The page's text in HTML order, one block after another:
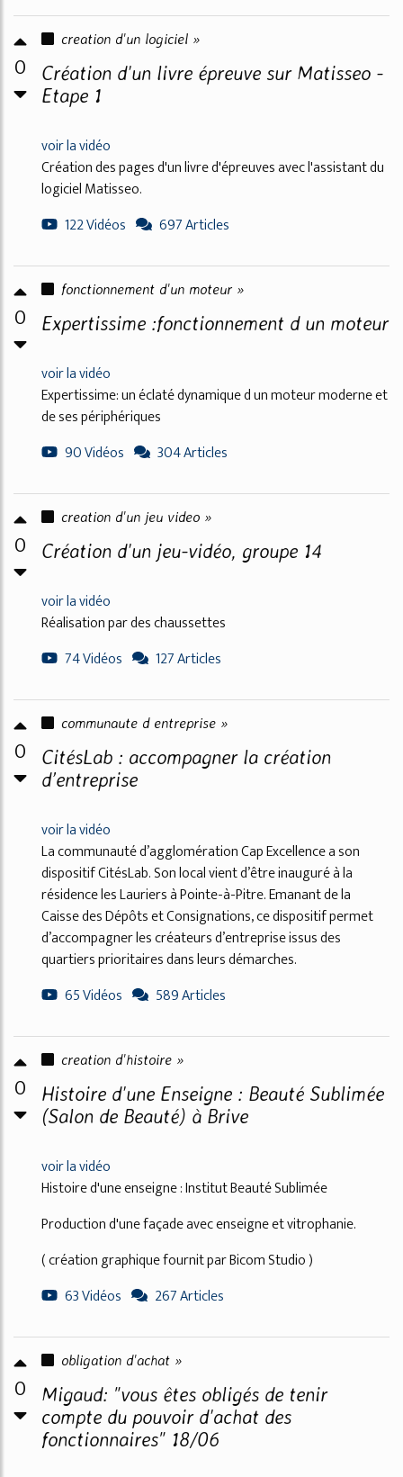
0
creation d'un logiciel »
Création d'un livre épreuve sur Matisseo -
Etape 1
voir la vidéo
Création des pages d'un livre d'épreuves avec l'assistant du
logiciel Matisseo.
122 Vidéos
697 Articles
0
fonctionnement d'un moteur »
Expertissime :fonctionnement d un moteur
voir la vidéo
Expertissime: un éclaté dynamique d un moteur moderne et
de ses périphériques
90 Vidéos
304 Articles
0
creation d'un jeu video »
Création d'un jeu-vidéo, groupe 14
voir la vidéo
Réalisation par des chaussettes
74 Vidéos
127 Articles
0
communaute d entreprise »
CitésLab : accompagner la création
d’entreprise
voir la vidéo
La communauté d’agglomération Cap Excellence a son
dispositif CitésLab. Son local vient d’être inauguré à la
résidence les Lauriers à Pointe-à-Pitre. Emanant de la
Caisse des Dépôts et Consignations, ce dispositif permet
d’accompagner les créateurs d’entreprise issus des
quartiers prioritaires dans leurs démarches.
65 Vidéos
589 Articles
0
creation d'histoire »
Histoire d'une Enseigne : Beauté Sublimée
(Salon de Beauté) à Brive
voir la vidéo
Histoire d'une enseigne : Institut Beauté Sublimée
Production d'une façade avec enseigne et vitrophanie.
( création graphique fournit par Bicom Studio )
63 Vidéos
267 Articles
0
obligation d'achat »
Migaud: "vous êtes obligés de tenir
compte du pouvoir d'achat des
fonctionnaires" 18/06